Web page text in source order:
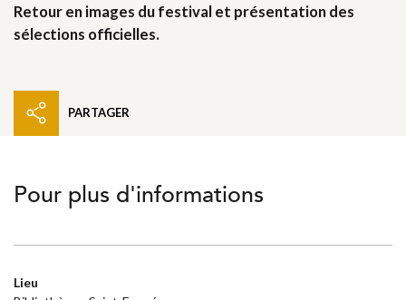
Retour en images du festival et présentation des
sélections officielles.
PARTAGER
Pour plus d'informations
Lieu